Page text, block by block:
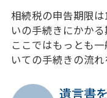
相続税の申告期限
いの手続きにかかる
ここではもっとも
いての手続きの流れ
遺言書